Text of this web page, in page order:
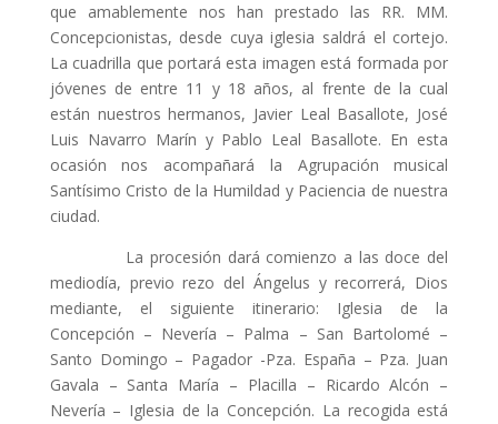
que amablemente nos han prestado las RR. MM.
Concepcionistas, desde cuya iglesia saldrá el cortejo.
La cuadrilla que portará esta imagen está formada por
jóvenes de entre 11 y 18 años, al frente de la cual
están nuestros hermanos, Javier Leal Basallote, José
Luis Navarro Marín y Pablo Leal Basallote. En esta
ocasión nos acompañará la Agrupación musical
Santísimo Cristo de la Humildad y Paciencia de nuestra
ciudad.
La procesión dará comienzo a las doce del
mediodía, previo rezo del Ángelus y recorrerá, Dios
mediante, el siguiente itinerario: Iglesia de la
Concepción – Nevería – Palma – San Bartolomé –
Santo Domingo – Pagador -Pza. España – Pza. Juan
Gavala – Santa María – Placilla – Ricardo Alcón –
Nevería – Iglesia de la Concepción. La recogida está